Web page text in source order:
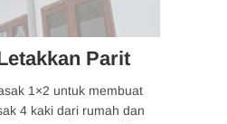
Parit
1×2 untuk membuat
4 kaki dari rumah dan